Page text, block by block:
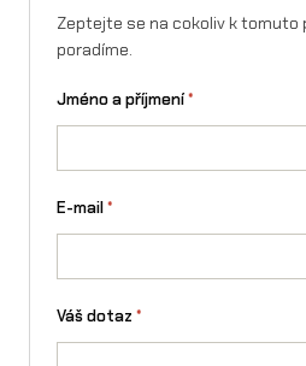
Zeptejte se na cokoliv k tomuto
poradíme.
Jméno a příjmení*
E-mail*
Váš dotaz *